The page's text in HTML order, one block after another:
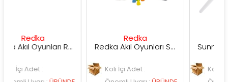
Redka Akıl Oyunları Renk Dedektifi Oyunu
Redka Akıl Oyunları Strateji Üçgeni Oyunu
Koli İçi Adet :
Koli İçi Adet :